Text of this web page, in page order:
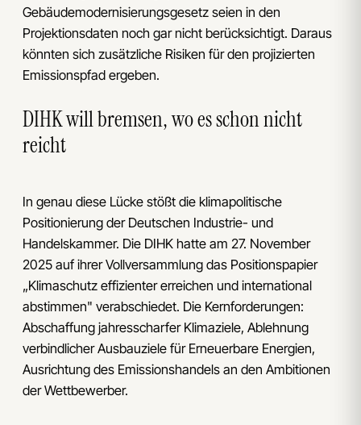
Gebäudemodernisierungsgesetz seien in den
Projektionsdaten noch gar nicht berücksichtigt. Daraus
könnten sich zusätzliche Risiken für den projizierten
Emissionspfad ergeben.
DIHK will bremsen, wo es schon nicht
reicht
In genau diese Lücke stößt die klimapolitische
Positionierung der Deutschen Industrie- und
Handelskammer. Die DIHK hatte am 27. November
2025 auf ihrer Vollversammlung das Positionspapier
„Klimaschutz effizienter erreichen und international
abstimmen" verabschiedet. Die Kernforderungen:
Abschaffung jahresscharfer Klimaziele, Ablehnung
verbindlicher Ausbauziele für Erneuerbare Energien,
Ausrichtung des Emissionshandels an den Ambitionen
der Wettbewerber.